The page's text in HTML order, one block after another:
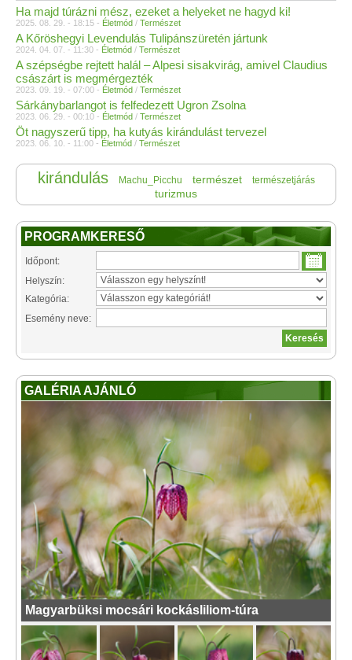
Ha majd túrázni mész, ezeket a helyeket ne hagyd ki!
2025. 08. 29. - 18:15 - Életmód / Természet
A Kőröshegyi Levendulás Tulipánszüretén jártunk
2024. 04. 07. - 11:30 - Életmód / Természet
A szépségbe rejtett halál – Alpesi sisakvirág, amivel Claudius
császárt is megmérgezték
2023. 09. 19. - 07:00 - Életmód / Természet
Sárkánybarlangot is felfedezett Ugron Zsolna
2023. 06. 29. - 00:10 - Életmód / Természet
Öt nagyszerű tipp, ha kutyás kirándulást tervezel
2023. 06. 10. - 11:00 - Életmód / Természet
kirándulás Machu_Picchu természet természetjárás
turizmus
PROGRAMKERESŐ
Időpont:
Helyszín:
Kategória:
Esemény neve:
GALÉRIA AJÁNLÓ
Magyarbüksi mocsári kockásliliom-túra